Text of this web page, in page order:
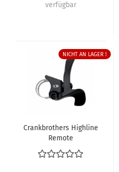
verfügbar
NICHT AN LAGER !
Crankbrothers Highline
Remote